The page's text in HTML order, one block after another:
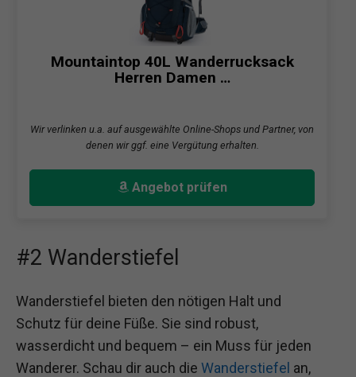
Mountaintop 40L Wanderrucksack
Herren Damen …
Wir verlinken u.a. auf ausgewählte Online-Shops und Partner, von
denen wir ggf. eine Vergütung erhalten.
Angebot prüfen
#2 Wanderstiefel
Wanderstiefel bieten den nötigen Halt und
Schutz für deine Füße. Sie sind robust,
wasserdicht und bequem – ein Muss für jeden
Wanderer. Schau dir auch die Wanderstiefel an,